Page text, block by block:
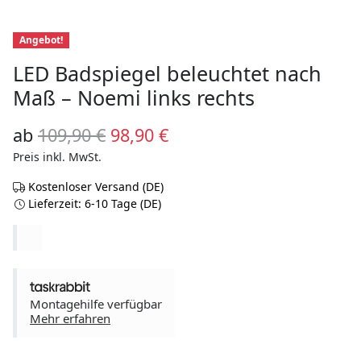
Angebot!
LED Badspiegel beleuchtet nach
Maß – Noemi links rechts
ab 109,90€ Ursprünglicher Preis war:
98,90 €Aktueller Preis ist:
Preis inkl. MwSt.
Kostenloser Versand (DE)
Lieferzeit: 6-10 Tage (DE)
Montagehilfe verfügbar
Mehr erfahren